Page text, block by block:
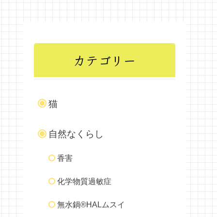
カテゴリー
猫
自然なくらし
香害
化学物質過敏症
無水鍋®HALムスイ